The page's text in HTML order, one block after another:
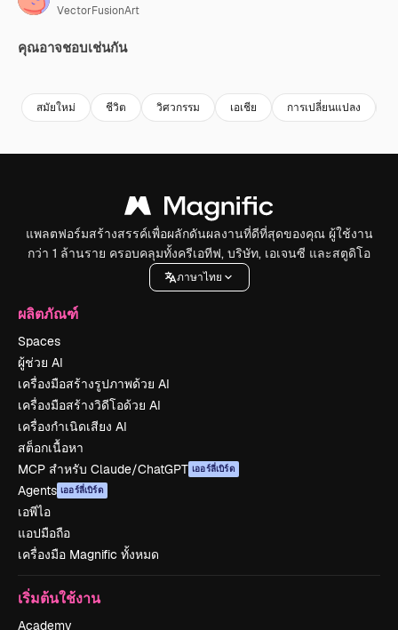
VectorFusionArt
คุณอาจชอบเช่นกัน
สมัยใหม่ ชีวิต วิศวกรรม เอเชีย การเปลี่ยนแปลง
แพลตฟอร์มสร้างสรรค์เพื่อผลักดันผลงานที่ดีที่สุดของคุณ ผู้ใช้งาน
กว่า 1 ล้านราย ครอบคลุมทั้งครีเอทีฟ, บริษัท, เอเจนซี และสตูดิโอ
ภาษาไทย
ผลิตภัณฑ์
Spaces
ผู้ช่วย AI
เครื่องมือสร้างรูปภาพด้วย AI
เครื่องมือสร้างวิดีโอด้วย AI
เครื่องกำเนิดเสียง AI
สต็อกเนื้อหา
MCP สำหรับ Claude/ChatGPT เออร์ลี่เบิร์ด
Agents เออร์ลี่เบิร์ด
เอพีไอ
แอปมือถือ
เครื่องมือ Magnific ทั้งหมด
เริ่มต้นใช้งาน
Academy